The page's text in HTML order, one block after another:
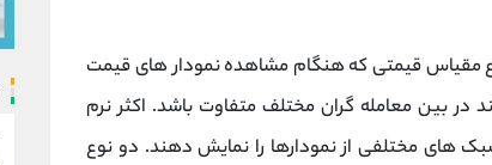
مقیاس قیمتی که هنگام مشاهده نمودار های قیمت
در بین معامله گران مختلف متفاوت باشد. اکثر نرم
سبک های مختلفی از نمودارها را نمایش دهند. دو نوع